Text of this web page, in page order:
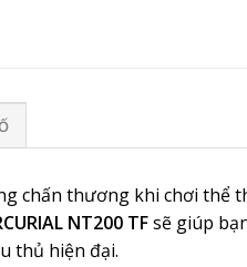
chấn thương khi chơi thể
NT200 TFsẽ giúp
thủ hiện đại.